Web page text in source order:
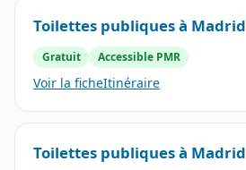
Toilettes publiques à Madrid
Gratuit Accessible PMR
Voir la ficheItinéraire
Toilettes publiques à Madrid